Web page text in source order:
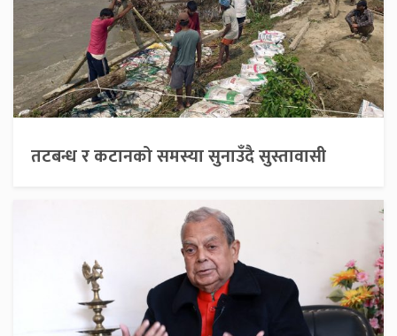
तटबन्ध र कटानको समस्या सुनाउँदै सुस्तावासी